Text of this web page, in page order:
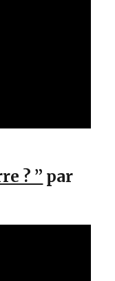
? ” par